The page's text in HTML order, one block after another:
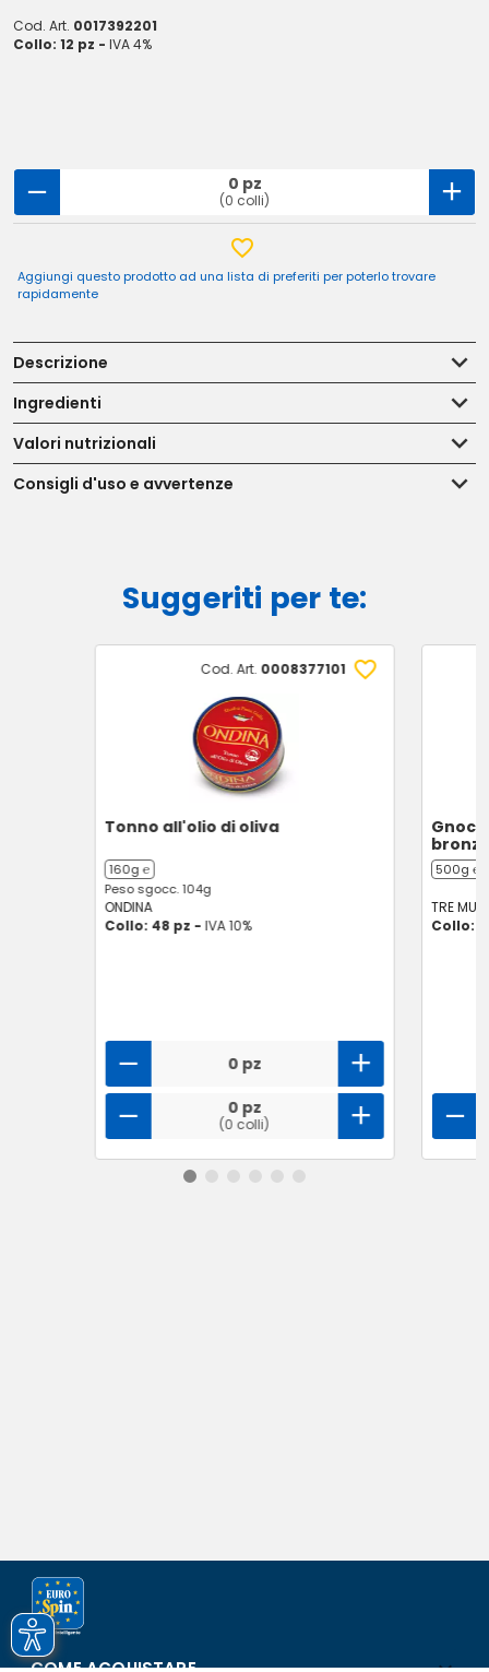
Cod. Art. 0017392201
Collo: 12 pz - IVA 4%
0 pz
(0 colli)
Aggiungi questo prodotto ad una lista di preferiti per poterlo trovare
rapidamente
Descrizione
Ingredienti
Valori nutrizionali
Consigli d'uso e avvertenze
Suggeriti per te:
Cod. Art. 0008377101
Tonno all'olio di oliva
160g ℮
Peso sgocc. 104g
ONDINA
Collo: 48 pz - IVA 10%
0 pz
0 pz
(0 colli)
500g ℮
TRE
Collo: